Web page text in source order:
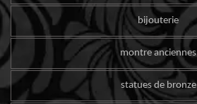
bijouterie
montre anciennes
statues de bronze